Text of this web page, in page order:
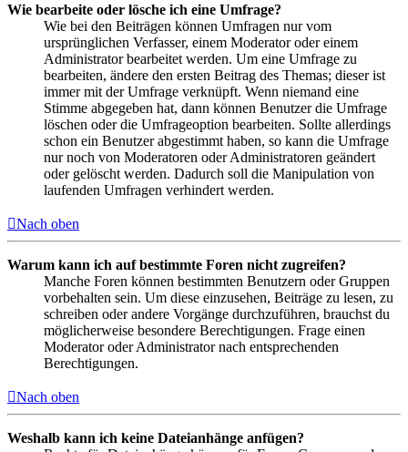
Wie bearbeite oder lösche ich eine Umfrage?
Wie bei den Beiträgen können Umfragen nur vom
ursprünglichen Verfasser, einem Moderator oder einem
Administrator bearbeitet werden. Um eine Umfrage zu
bearbeiten, ändere den ersten Beitrag des Themas; dieser ist
immer mit der Umfrage verknüpft. Wenn niemand eine
Stimme abgegeben hat, dann können Benutzer die Umfrage
löschen oder die Umfrageoption bearbeiten. Sollte allerdings
schon ein Benutzer abgestimmt haben, so kann die Umfrage
nur noch von Moderatoren oder Administratoren geändert
oder gelöscht werden. Dadurch soll die Manipulation von
laufenden Umfragen verhindert werden.
Nach oben
Warum kann ich auf bestimmte Foren nicht zugreifen?
Manche Foren können bestimmten Benutzern oder Gruppen
vorbehalten sein. Um diese einzusehen, Beiträge zu lesen, zu
schreiben oder andere Vorgänge durchzuführen, brauchst du
möglicherweise besondere Berechtigungen. Frage einen
Moderator oder Administrator nach entsprechenden
Berechtigungen.
Nach oben
Weshalb kann ich keine Dateianhänge anfügen?